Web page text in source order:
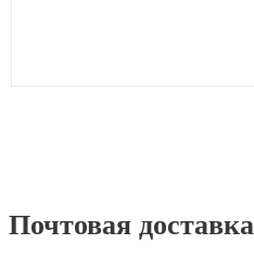
Почтовая доставка